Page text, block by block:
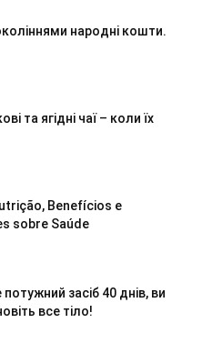
народні кошти.
та ягідні чаї – коли їх
Benefícios e
sobre Saúde
засіб 40 днів, ви
все тіло!